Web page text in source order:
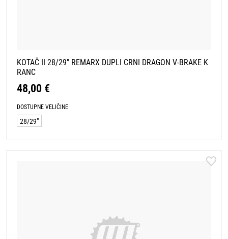
KOTAČ II 28/29" REMARX DUPLI CRNI DRAGON V-BRAKE K
RANC
48,00 €
DOSTUPNE VELIČINE
28/29"